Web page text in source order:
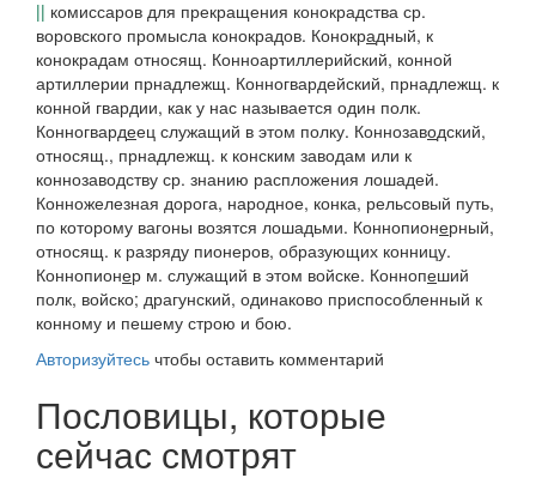
|| комиссаров для прекращения конокрадства ср.
воровского промысла конокрадов. Конокрадный, к
конокрадам относящ. Конноартиллерийский, конной
артиллерии прнадлежщ. Конногвардейский, прнадлежщ. к
конной гвардии, как у нас называется один полк.
Конногвардеец служащий в этом полку. Коннозаводский,
относящ., прнадлежщ. к конским заводам или к
коннозаводству ср. знанию распложения лошадей.
Конножелезная дорога, народное, конка, рельсовый путь,
по которому вагоны возятся лошадьми. Коннопионерный,
относящ. к разряду пионеров, образующих конницу.
Коннопионер м. служащий в этом войске. Коннопеший
полк, войско; драгунский, одинаково приспособленный к
конному и пешему строю и бою.
Авторизуйтесь чтобы оставить комментарий
Пословицы, которые
сейчас смотрят